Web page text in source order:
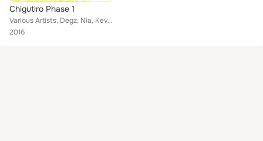
Chigutiro Phase 1
Various Artists, Degz, Nia, Kevin Ashley, Gumie, 2BG, Diana, Blush, Shayndingz, Taurai, Jerrie, Honeyvibes, Vimbai, Ngoni feat. ...
2016